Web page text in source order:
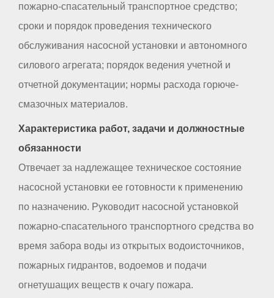
пожарно-спасательный транспортное средство;
сроки и порядок проведения технического
обслуживания насосной установки и автономного
силового агрегата; порядок ведения учетной и
отчетной документации; нормы расхода горюче-
смазочных материалов.
Характеристика работ, задачи и должностные
обязанности
Отвечает за надлежащее техническое состояние
насосной установки ее готовности к применению
по назначению. Руководит насосной установкой
пожарно-спасательного транспортного средства во
время забора воды из открытых водоисточников,
пожарных гидрантов, водоемов и подачи
огнетушащих веществ к очагу пожара.